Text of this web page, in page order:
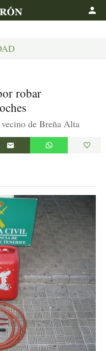
robar
de Breña Alta